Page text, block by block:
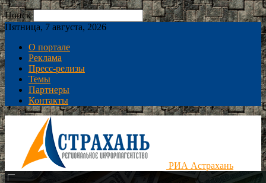
Поиск
Пятница, 7 августа, 2026
О портале
Реклама
Пресс-релизы
Темы
Партнеры
Контакты
РИА Астрахань